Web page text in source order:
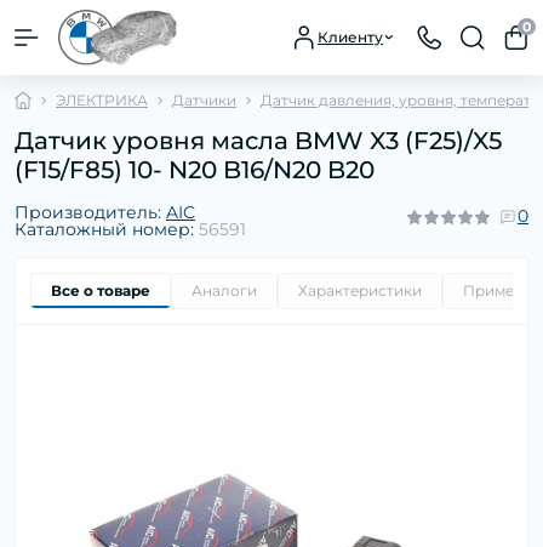
Клиенту
0
ЭЛЕКТРИКА Датчики Датчик давления, уровня,
Датчик уровня масла BMW X3 (F25)/X5
(F15/F85) 10- N20 B16/N20 B20
Производитель: AIC
Каталожный номер: 56591
0
Все о товаре Аналоги Характеристики